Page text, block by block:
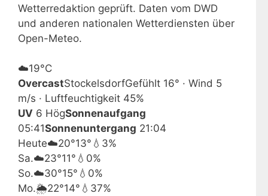
Wetterredaktion geprüft. Daten vom DWD
und anderen nationalen Wetterdiensten über
Open-Meteo.
☁️19°C
OvercastStockelsdorfGefühlt 16° · Wind 5
m/s · Luftfeuchtigkeit 45%
UV 6 HögSonnenaufgang
05:41Sonnenuntergang 21:04
Heute☁️20°13° 💧3%
Sa.☁️23°11° 💧0%
So.☁️30°15° 💧0%
Mo.🌦️22°14° 💧37%